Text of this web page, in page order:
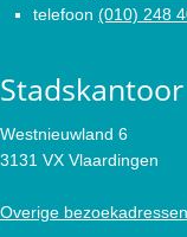
telefoon (010) 248
Stadskantoor
Westnieuwland 6
3131 VX Vlaardingen
Overige bezoekadressen